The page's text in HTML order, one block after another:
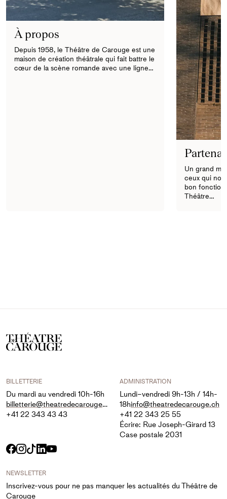
À propos
Depuis 1958, le Théâtre de Carouge est une
maison de création théâtrale qui fait battre le
cœur de la scène romande avec une ligne…
Un grand
ceux qui
bon
Théâtre…
BILLETTERIE
Du mardi au vendredi 10h-16h
billetterie@theatredecarouge.ch
+41 22 343 43 43
Facebook
Instagram
TikTokLinkedIn
YouTube
ADMINISTRATION
Lundi–vendredi 9h-13h / 14h-
18hinfo@theatredecarouge.ch
+41 22 343 25 55
Écrire: Rue Joseph-Girard 13
Case postale 2031
NEWSLETTER
Inscrivez-vous pour ne pas manquer les actualités du Théâtre de
Carouge